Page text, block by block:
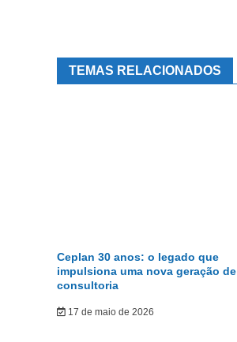
TEMAS RELACIONADOS
Ceplan 30 anos: o legado que
impulsiona uma nova geração de
consultoria
17 de maio de 2026